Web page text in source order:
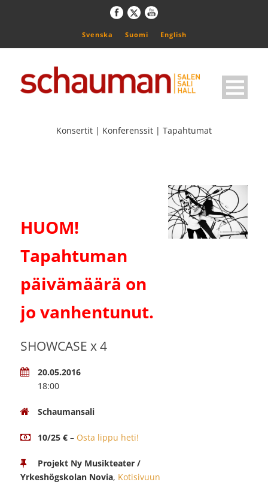
Svenska Suomi English
Konsertit | Konferenssit | Tapahtumat
HUOM!
Tapahtuman
päivämäärä on
jo vanhentunut.
SHOWCASE x 4
20.05.2016
18:00
Schaumansali
10/25 € – Osta lippu heti!
Projekt Ny Musikteater /
Yrkeshögskolan Novia, Kotisivuun